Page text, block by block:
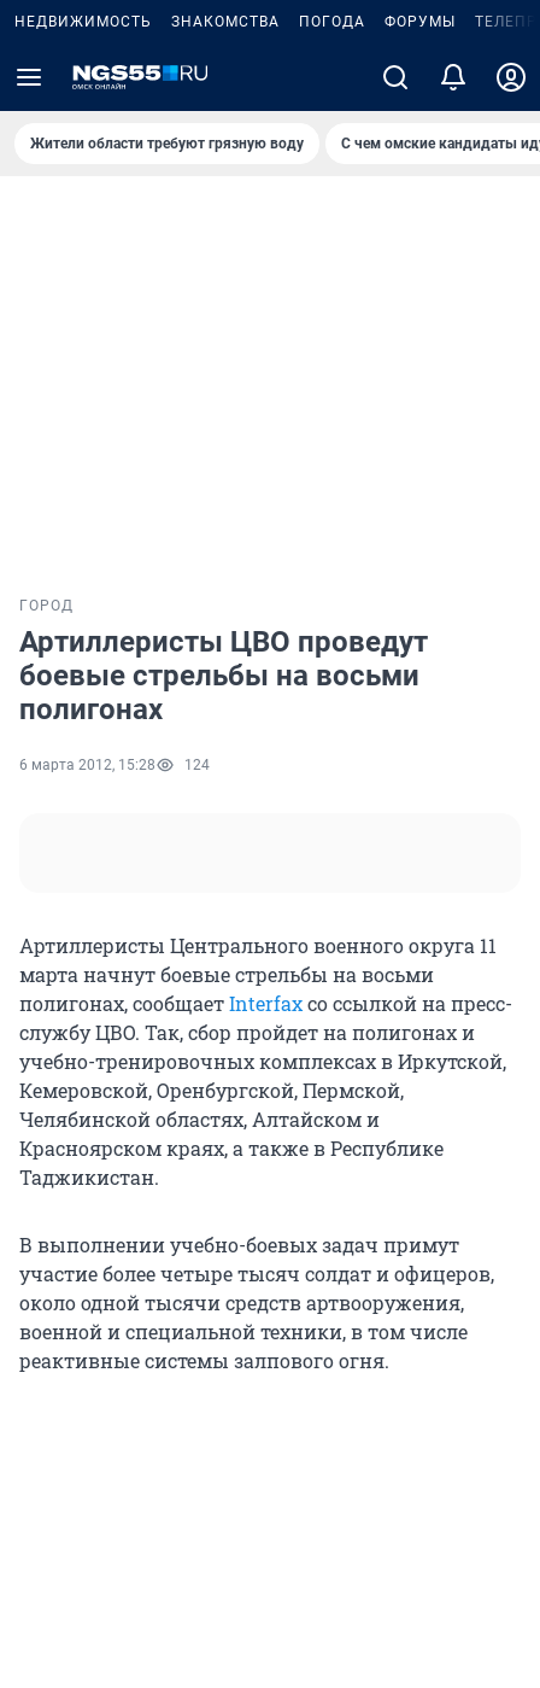
НЕДВИЖИМОСТЬ ЗНАКОМСТВА ПОГОДА ФОРУМЫ
Жители области требуют грязную воду С чем омские кандидаты
ГОРОД
Артиллеристы ЦВО проведут
боевые стрельбы на восьми
полигонах
6 марта 2012, 15:28 124
Артиллеристы Центрального военного округа 11
марта начнут боевые стрельбы на восьми
полигонах, сообщаетInterfaxсо ссылкой на пресс-
службу ЦВО. Так, сбор пройдет на полигонах и
учебно-тренировочных комплексах в Иркутской,
Кемеровской, Оренбургской, Пермской,
Челябинской областях, Алтайском и
Красноярском краях, а также в Республике
Таджикистан.
В выполнении учебно-боевых задач примут
участие более четыре тысяч солдат и офицеров,
около одной тысячи средств артвооружения,
военной и специальной техники, в том числе
реактивные системы залпового огня.